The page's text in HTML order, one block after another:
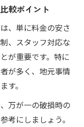
較ポイント
、単に料金の安さ
、スタッフ対応な
が重要です。特に
が多く、地元事情
す。
万が一の破損時の
考にしましょう。